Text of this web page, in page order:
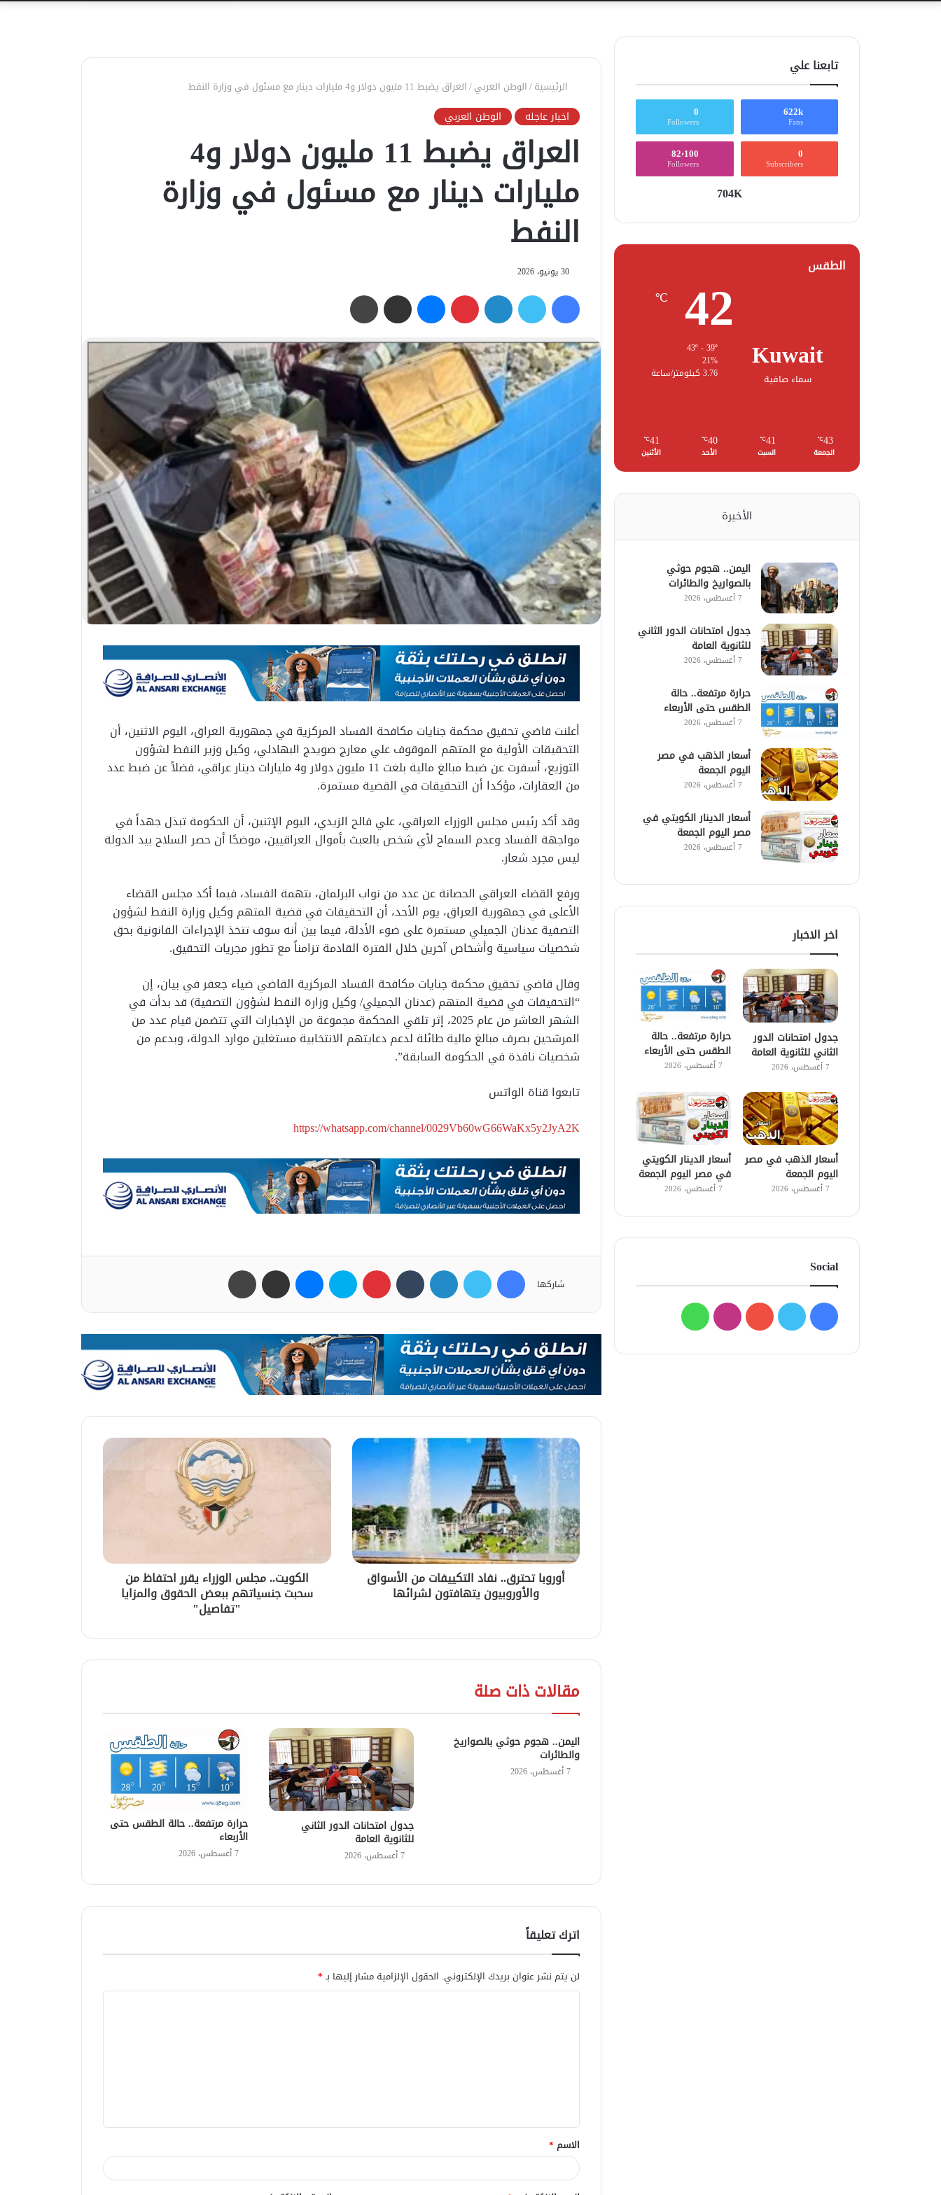
الرئيسية/الوطن العربي/العراق يضبط 11 مليون دولار و4 مليارات دينار مع مسئول في وزارة النفط
اخبار عاجله الوطن العربي
العراق يضبط 11 مليون دولار و4
مليارات دينار مع مسئول في وزارة
النفط
30 يونيو، 2026
فيسبوك تويتر لينكدإن بينتيريست ماسنجر مشاركة عبر البريد
أعلنت قاضي تحقيق محكمة جنايات مكافحة الفساد المركزية في جمهورية العراق، اليوم الاثنين، أن
التحقيقات الأولية مع المتهم الموقوف علي معارج صويدج البهادلي، وكيل وزير النفط لشؤون
التوزيع، أسفرت عن ضبط مبالغ مالية بلغت 11 مليون دولار و4 مليارات دينار عراقي، فضلاً عن ضبط عدد
من العقارات، مؤكدا أن التحقيقات في القضية مستمرة.
وقد أكد رئيس مجلس الوزراء العراقي، علي فالح الزيدي، اليوم الإثنين، أن الحكومة تبذل جهداً في
مواجهة الفساد وعدم السماح لأي شخص بالعبث بأموال العراقيين، موضحًا أن حصر السلاح بيد الدولة
ليس مجرد شعار.
ورفع القضاء العراقي الحصانة عن عدد من نواب البرلمان، بتهمة الفساد، فيما أكد مجلس القضاء
الأعلى في جمهورية العراق، يوم الأحد، أن التحقيقات في قضية المتهم وكيل وزارة النفط لشؤون
التصفية عدنان الجميلي مستمرة على ضوء الأدلة، فيما بين أنه سوف تتخذ الإجراءات القانونية بحق
شخصيات سياسية وأشخاص آخرين خلال الفترة القادمة تزامناً مع تطور مجريات التحقيق.
وقال قاضي تحقيق محكمة جنايات مكافحة الفساد المركزية القاضي ضياء جعفر في بيان، إن
“التحقيقات في قضية المتهم (عدنان الجميلي/ وكيل وزارة النفط لشؤون التصفية) قد بدأت في
الشهر العاشر من عام 2025، إثر تلقي المحكمة مجموعة من الإخبارات التي تتضمن قيام عدد من
المرشحين بصرف مبالغ مالية طائلة لدعم دعايتهم الانتخابية مستغلين موارد الدولة، وبدعم من
شخصيات نافذة في الحكومة السابقة”.
تابعوا قناة الواتس
https://whatsapp.com/channel/0029Vb60wG66WaKx5y2JyA2K
شاركها
فيسبوك تويتر لينكدإن بينتيريست سكايب ماسنجر مشاركة عبر البريد
أوروبا تحترق.. نفاد التكييفات من الأسواق
والأوروبيون يتهافتون لشرائها
الكويت.. مجلس الوزراء يقرر احتفاظ من
سحبت جنسياتهم ببعض الحقوق والمزايا
"تفاصيل"
مقالات ذات صلة
اليمن.. هجوم حوثي بالصواريخ
والطائرات
7 أغسطس، 2026
جدول امتحانات الدور الثاني
للثانوية العامة
7 أغسطس، 2026
حرارة مرتفعة.. حالة الطقس حتى
الأربعاء
7 أغسطس، 2026
اترك تعليقاً
لن يتم نشر عنوان بريدك الإلكتروني. الحقول الإلزامية مشار إليها بـ*
ق
*
الاسم *
تابعنا علي
622k
Fans
0
Followers
0
Subscribers
82٬100
Followers
704K
الطقس
Kuwait
سماء صافية
42
℃
43º - 39º
21%
3.76 كيلومتر/ساعة
43
℃
الجمعة
41
℃
السبت
40
℃
الأحد
41
℃
الأثنين
الأخيرة
اليمن.. هجوم حوثي
بالصواريخ والطائرات
7 أغسطس، 2026
جدول امتحانات الدور الثاني
للثانوية العامة
7 أغسطس، 2026
حرارة مرتفعة.. حالة
الطقس حتى الأربعاء
7 أغسطس، 2026
أسعار الذهب في مصر
اليوم الجمعة
7 أغسطس، 2026
أسعار الدينار الكويتي في
مصر اليوم الجمعة
7 أغسطس، 2026
اخر الاخبار
جدول امتحانات الدور
الثاني للثانوية العامة
7 أغسطس، 2026
حرارة مرتفعة.. حالة
الطقس حتى الأربعاء
7 أغسطس، 2026
أسعار الذهب في مصر
اليوم الجمعة
7 أغسطس، 2026
أسعار الدينار الكويتي
في مصر اليوم الجمعة
7 أغسطس، 2026
Social
فيسبوك
تويتر يوتيوبانستقرامواتساب